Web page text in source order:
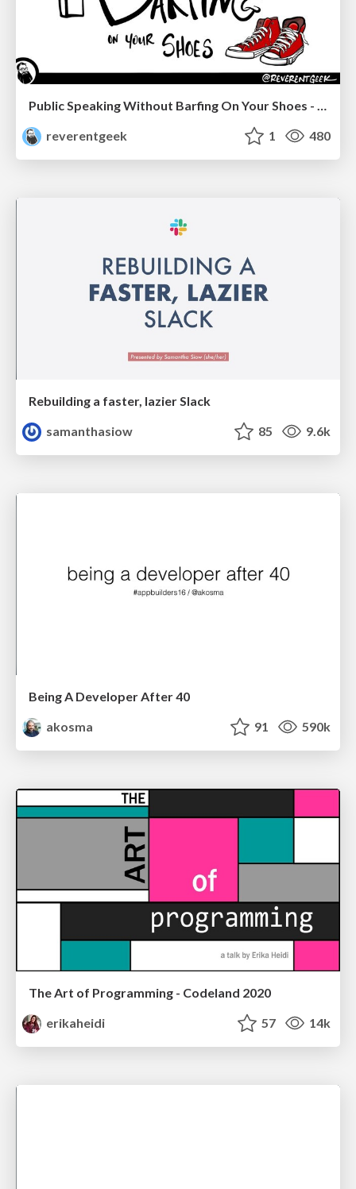
reverentgeek
1 480
Rebuilding a faster, lazier Slack
samanthasiow
85 9.6k
Being A Developer After 40
akosma
91 590k
The Art of Programming - Codeland 2020
erikaheidi
57 14k